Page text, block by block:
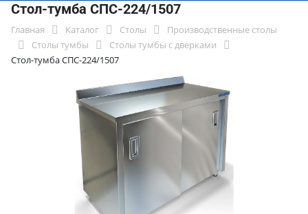
Стол-тумба СПС-224/1507
Главная Каталог Столы
Производственные столы
Столы тумбы
Столы тумбы с дверками
Стол-тумба СПС-224/1507